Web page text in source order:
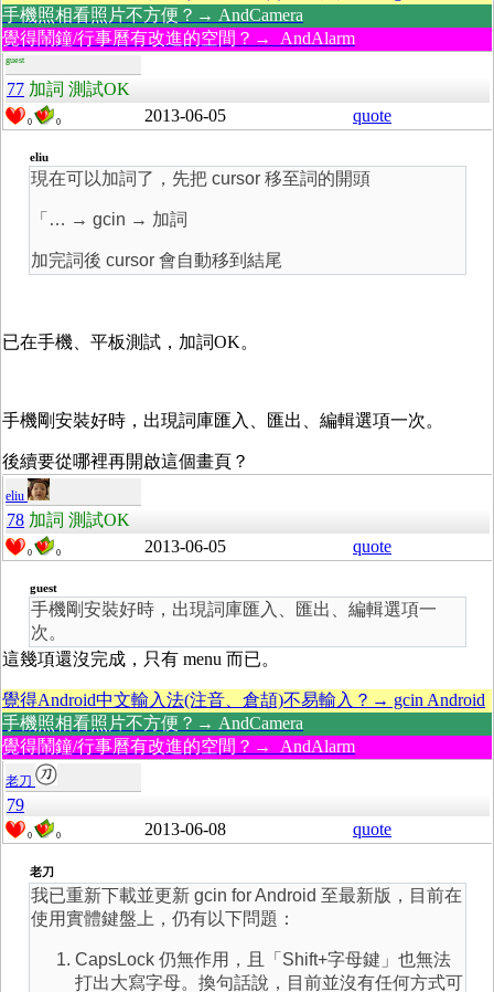
手機照相看照片不方便？→ AndCamera
覺得鬧鐘/行事曆有改進的空間？→ AndAlarm
guest
77 加詞 測試OK
0 0 2013-06-05 quote
eliu
現在可以加詞了，先把 cursor 移至詞的開頭
「… → gcin → 加詞
加完詞後 cursor 會自動移到結尾
已在手機、平板測試，加詞OK。
手機剛安裝好時，出現詞庫匯入、匯出、編輯選項一次。
後續要從哪裡再開啟這個畫頁？
eliu
78 加詞 測試OK
0 0 2013-06-05 quote
guest
手機剛安裝好時，出現詞庫匯入、匯出、編輯選項一
次。
這幾項還沒完成，只有 menu 而已。
覺得Android中文輸入法(注音、倉頡)不易輸入？→ gcin Android
手機照相看照片不方便？→ AndCamera
覺得鬧鐘/行事曆有改進的空間？→ AndAlarm
老刀
79
0 0 2013-06-08 quote
老刀
我已重新下載並更新 gcin for Android 至最新版，目前在
使用實體鍵盤上，仍有以下問題：
CapsLock 仍無作用，且「Shift+字母鍵」也無法
打出大寫字母。換句話說，目前並沒有任何方式可